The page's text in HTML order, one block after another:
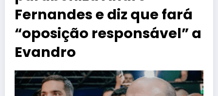
Fernandes e diz que fará
“oposição responsável” a
Evandro